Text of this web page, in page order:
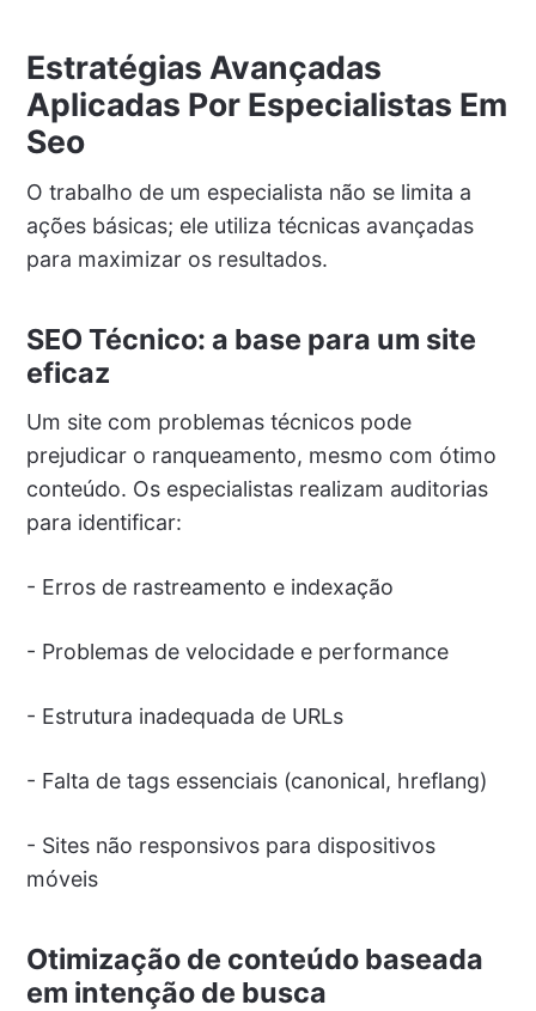
Estratégias Avançadas
Aplicadas Por Especialistas Em
Seo
O trabalho de um especialista não se limita a
ações básicas; ele utiliza técnicas avançadas
para maximizar os resultados.
SEO Técnico: a base para um site
eficaz
Um site com problemas técnicos pode
prejudicar o ranqueamento, mesmo com ótimo
conteúdo. Os especialistas realizam auditorias
para identificar:
- Erros de rastreamento e indexação
- Problemas de velocidade e performance
- Estrutura inadequada de URLs
- Falta de tags essenciais (canonical, hreflang)
- Sites não responsivos para dispositivos
móveis
Otimização de conteúdo baseada
em intenção de busca